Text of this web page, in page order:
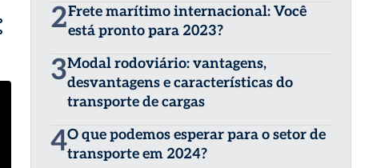
2Frete marítimo internacional: Você
está pronto para 2023?
3Modal rodoviário: vantagens,
desvantagens e características do
transporte de cargas
4O que podemos esperar para o setor de
transporte em 2024?